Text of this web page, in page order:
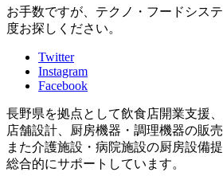
お手数ですが、テクノ・フードシス
度お探しください。
Twitter
Instagram
Facebook
長野県を拠点として飲食店開業支援、
店舗設計、厨房機器・調理機器の販
また介護施設・病院施設の厨房設備
総合的にサポートしています。